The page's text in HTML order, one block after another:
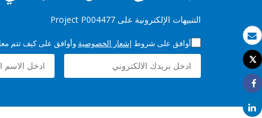
بريد الكتروني
طباعة
Tweet
Share
Share
التنبيهات الإلكترونية على Project P004477
أوافق على شروط إشعار الخصوصية وأوافق على كيف تتم